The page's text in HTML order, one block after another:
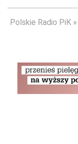
Polskie Radio PiK